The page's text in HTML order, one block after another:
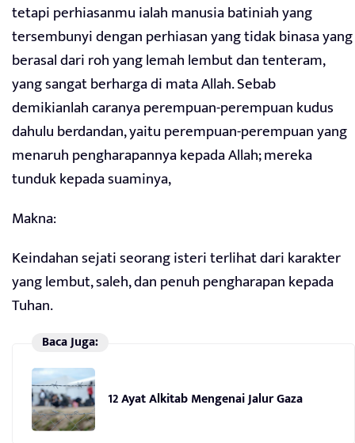
tetapi perhiasanmu ialah manusia batiniah yang
tersembunyi dengan perhiasan yang tidak binasa yang
berasal dari roh yang lemah lembut dan tenteram,
yang sangat berharga di mata Allah. Sebab
demikianlah caranya perempuan-perempuan kudus
dahulu berdandan, yaitu perempuan-perempuan yang
menaruh pengharapannya kepada Allah; mereka
tunduk kepada suaminya,
Makna:
Keindahan sejati seorang isteri terlihat dari karakter
yang lembut, saleh, dan penuh pengharapan kepada
Tuhan.
Baca Juga:
12 Ayat Alkitab Mengenai Jalur Gaza